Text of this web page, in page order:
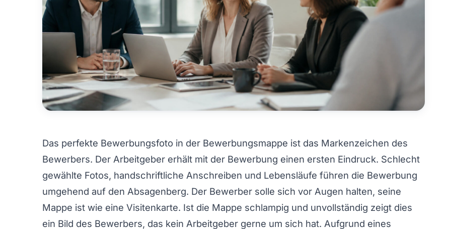
Das perfekte Bewerbungsfoto in der Bewerbungsmappe ist das Markenzeichen des
Bewerbers. Der Arbeitgeber erhält mit der Bewerbung einen ersten Eindruck. Schlecht
gewählte Fotos, handschriftliche Anschreiben und Lebensläufe führen die Bewerbung
umgehend auf den Absagenberg. Der Bewerber solle sich vor Augen halten, seine
Mappe ist wie eine Visitenkarte. Ist die Mappe schlampig und unvollständig zeigt dies
ein Bild des Bewerbers, das kein Arbeitgeber gerne um sich hat. Aufgrund eines